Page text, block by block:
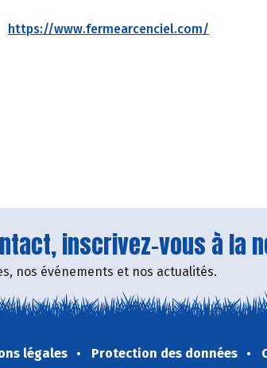
https://www.fermearcenciel.com/
inscrivez-vous à la
nos événements et nos actualités.
légales Protection des données